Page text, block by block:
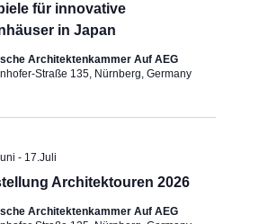
für innovative
in Japan
Architektenkammer Auf AEG
Straße 135, Nürnberg, Germany
Architektouren 2026
- 17.Juli
Architektenkammer Auf AEG